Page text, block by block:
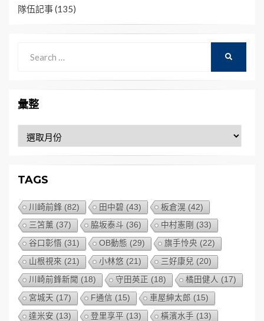
隊伍記事(135)
for:
彙整
整
TAGS
川崎前鋒 (82) 田中碧 (43) 板倉滉 (42)
三笘薰 (37) 脇坂泰斗 (36) 中村憲剛 (33)
谷口彰悟 (31) OB動態 (29) 旗手怜央 (22)
山根視來 (21) 小林悠 (21) 三好康兒 (20)
川崎前鋒新聞 (18) 守田英正 (18) 橘田健人 (17)
宮城天 (17) F通信 (15) 車屋紳太郎 (15)
達米安 (13) 登里享平 (13) 橫濱水手 (13)